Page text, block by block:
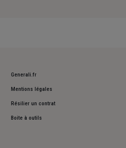
Generali.fr
Mentions légales
Résilier un contrat
Boite à outils